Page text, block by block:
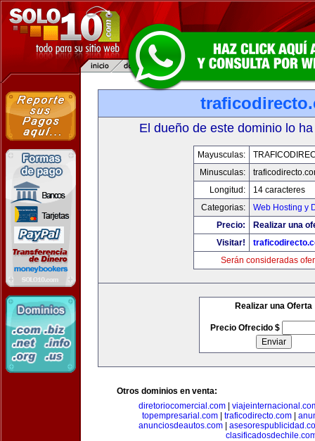
El dueño de este dominio lo
Mayusculas:
Minusculas:
Longitud:
14 caracteres
Categorias:
Web Hosting y
Precio:
Realizar una
Visitar!
Serán consideradas
Realizar una Oferta
Precio Ofrecido $
Otros dominios en venta:
diretoriocomercial.com
topempresarial.com
traficodirecto.com
anunciosdeautos.com|